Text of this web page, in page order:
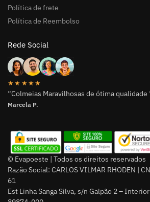
Política de frete
Política de Reembolso
Rede Social
★★★★★
“Colmeias Maravilhosas de ótima qualidade
Marcela P.
© Evapoeste | Todos os direitos reservados
Razão Social: CARLOS VILMAR RHODEN |
61
Est Linha Sanga Silva, s/n Galpão 2 – Interior